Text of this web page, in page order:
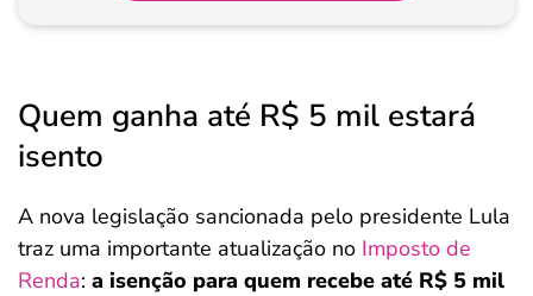
Quem ganha até R$ 5 mil estará
isento
A nova legislação sancionada pelo presidente Lula
traz uma importante atualização no Imposto de
Renda: a isenção para quem recebe até R$ 5 mil